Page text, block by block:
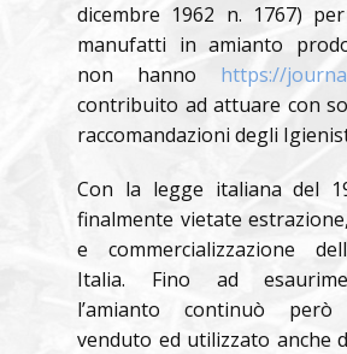
dicembre 1962 n. 1767)
manufatti in amianto
non hanno https://
contribuito ad attuare con
raccomandazioni degli
Con la legge italiana del
finalmente vietate
e commercializzazione
Italia. Fino ad
l’amianto continuò
venduto ed utilizzato anche